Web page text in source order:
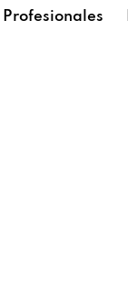
Profesionales